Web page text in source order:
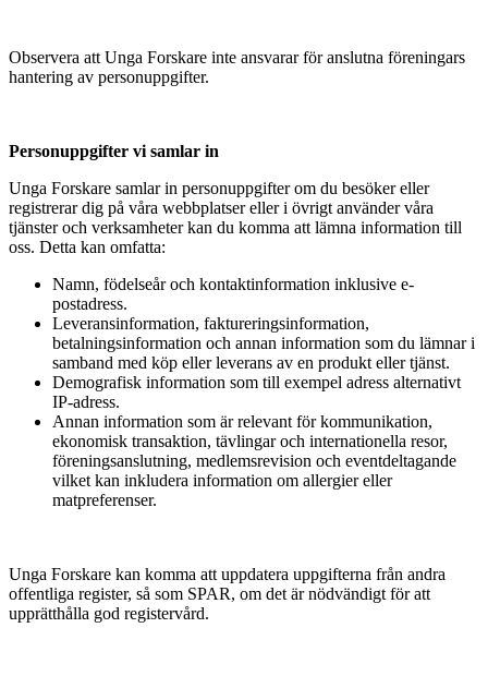
Observera att Unga Forskare inte ansvarar för anslutna föreningars
hantering av personuppgifter.
Personuppgifter vi samlar in
Unga Forskare samlar in personuppgifter om du besöker eller
registrerar dig på våra webbplatser eller i övrigt använder våra
tjänster och verksamheter kan du komma att lämna information till
oss. Detta kan omfatta:
Namn, födelseår och kontaktinformation inklusive e-
postadress.
Leveransinformation, faktureringsinformation,
betalningsinformation och annan information som du lämnar i
samband med köp eller leverans av en produkt eller tjänst.
Demografisk information som till exempel adress alternativt
IP-adress.
Annan information som är relevant för kommunikation,
ekonomisk transaktion, tävlingar och internationella resor,
föreningsanslutning, medlemsrevision och eventdeltagande
vilket kan inkludera information om allergier eller
matpreferenser.
Unga Forskare kan komma att uppdatera uppgifterna från andra
offentliga register, så som SPAR, om det är nödvändigt för att
upprätthålla god registervård.